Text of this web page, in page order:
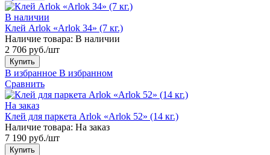
В наличии
Клей Arlok «Arlok 34» (7 кг.)
Наличие товара: В наличии
2 706 руб./шт
Купить
В избранное В избранном
Сравнить
На заказ
Клей для паркета Arlok «Arlok 52» (14 кг.)
Наличие товара: На заказ
7 190 руб./шт
Купить